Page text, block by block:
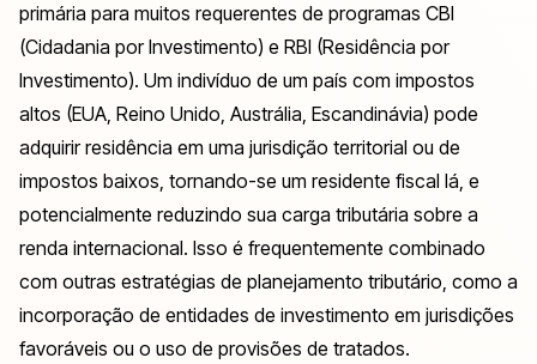
primária para muitos requerentes de programas CBI
(Cidadania por Investimento) e RBI (Residência por
Investimento). Um indivíduo de um país com impostos
altos (EUA, Reino Unido, Austrália, Escandinávia) pode
adquirir residência em uma jurisdição territorial ou de
impostos baixos, tornando-se um residente fiscal lá, e
potencialmente reduzindo sua carga tributária sobre a
renda internacional. Isso é frequentemente combinado
com outras estratégias de planejamento tributário, como a
incorporação de entidades de investimento em jurisdições
favoráveis ou o uso de provisões de tratados.